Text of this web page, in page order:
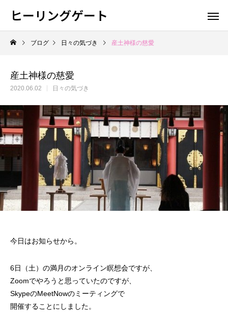
ヒーリングゲート
ブログ 日々の気づき 産土神様の慈愛
産土神様の慈愛
2020.06.02 日々の気づき
今日はお知らせから。
6日（土）の満月のオンライン瞑想会ですが、
Zoomでやろうと思っていたのですが、
SkypeのMeetNowのミーティングで
開催することにしました。